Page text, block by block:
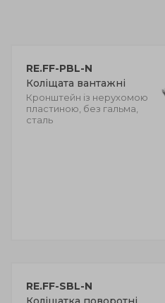
RE.FF-PBL-N
Коліщата вантажні
Кронштейн із нерухомою
пластиною, без гальма,
сталь
RE.FF-SBL-N